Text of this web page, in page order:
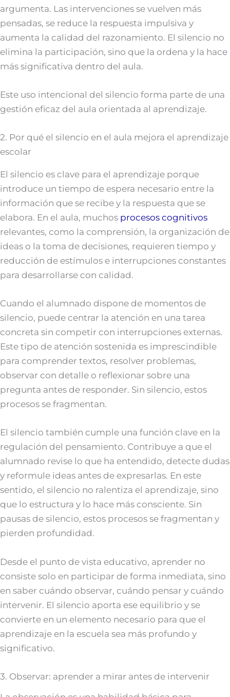
argumenta. Las intervenciones se vuelven más
pensadas, se reduce la respuesta impulsiva y
aumenta la calidad del razonamiento. El silencio no
elimina la participación, sino que la ordena y la hace
más significativa dentro del aula.
Este uso intencional del silencio forma parte de una
gestión eficaz del aula orientada al aprendizaje.
2. Por qué el silencio en el aula mejora el aprendizaje
escolar
El silencio es clave para el aprendizaje porque
introduce un tiempo de espera necesario entre la
información que se recibe y la respuesta que se
elabora. En el aula, muchos procesos cognitivos
relevantes, como la comprensión, la organización de
ideas o la toma de decisiones, requieren tiempo y
reducción de estímulos e interrupciones constantes
para desarrollarse con calidad.
Cuando el alumnado dispone de momentos de
silencio, puede centrar la atención en una tarea
concreta sin competir con interrupciones externas.
Este tipo de atención sostenida es imprescindible
para comprender textos, resolver problemas,
observar con detalle o reflexionar sobre una
pregunta antes de responder. Sin silencio, estos
procesos se fragmentan.
El silencio también cumple una función clave en la
regulación del pensamiento. Contribuye a que el
alumnado revise lo que ha entendido, detecte dudas
y reformule ideas antes de expresarlas. En este
sentido, el silencio no ralentiza el aprendizaje, sino
que lo estructura y lo hace más consciente. Sin
pausas de silencio, estos procesos se fragmentan y
pierden profundidad.
Desde el punto de vista educativo, aprender no
consiste solo en participar de forma inmediata, sino
en saber cuándo observar, cuándo pensar y cuándo
intervenir. El silencio aporta ese equilibrio y se
convierte en un elemento necesario para que el
aprendizaje en la escuela sea más profundo y
significativo.
3. Observar: aprender a mirar antes de intervenir